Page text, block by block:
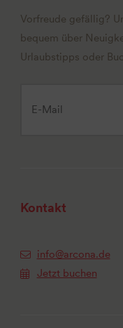
Vorfreude gefällig?
bequem über
Urlaubstipps oder
Kontakt
info@arcona.de
Jetzt buchen